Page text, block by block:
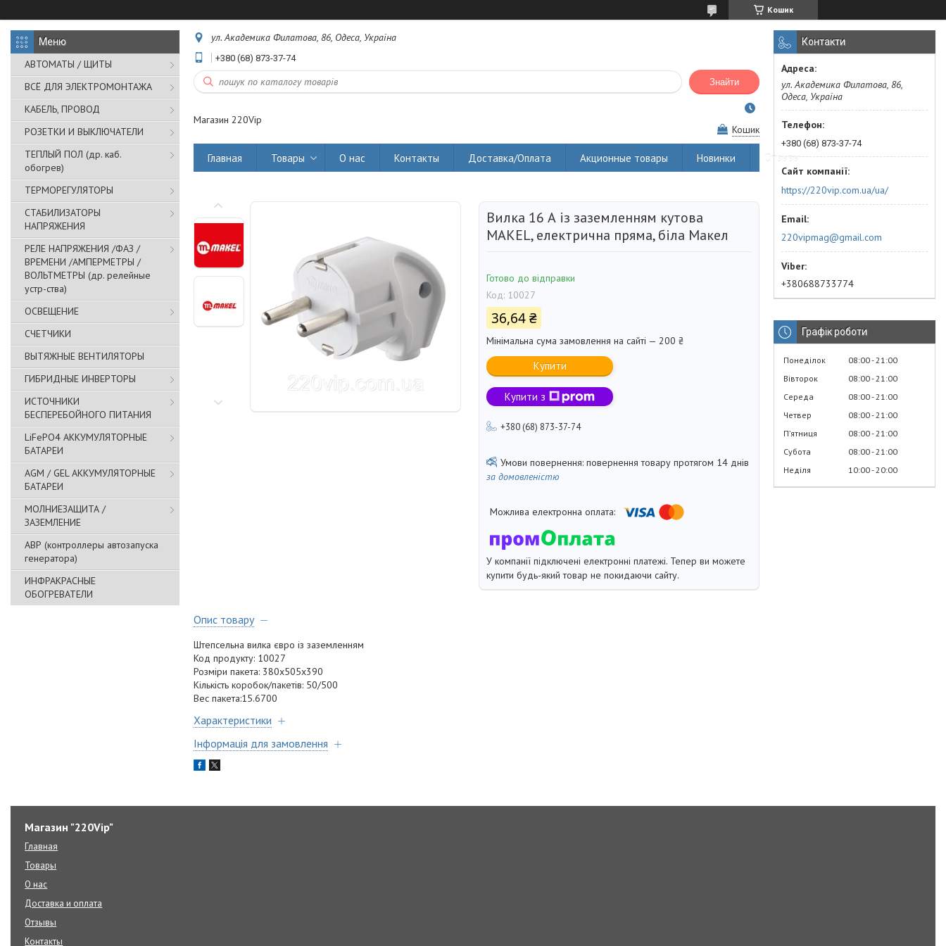
Кошик
АВТОМАТЫ / ЩИТЫ
ВСЁ ДЛЯ ЭЛЕКТРОМОНТАЖА
КАБЕЛЬ, ПРОВОД
РОЗЕТКИ И ВЫКЛЮЧАТЕЛИ
ТЕПЛЫЙ ПОЛ (др. каб.
обогрев)
ТЕРМОРЕГУЛЯТОРЫ
СТАБИЛИЗАТОРЫ
НАПРЯЖЕНИЯ
РЕЛЕ НАПРЯЖЕНИЯ /ФАЗ /
ВРЕМЕНИ /АМПЕРМЕТРЫ /
ВОЛЬТМЕТРЫ (др. релейные
устр-ства)
ОСВЕЩЕНИЕ
СЧЕТЧИКИ
ВЫТЯЖНЫЕ ВЕНТИЛЯТОРЫ
ГИБРИДНЫЕ ИНВЕРТОРЫ
ИСТОЧНИКИ
БЕСПЕРЕБОЙНОГО ПИТАНИЯ
LiFePO4 АККУМУЛЯТОРНЫЕ
БАТАРЕИ
AGM / GEL АККУМУЛЯТОРНЫЕ
БАТАРЕИ
МОЛНИЕЗАЩИТА /
ЗАЗЕМЛЕНИЕ
АВР (контроллеры автозапуска
генератора)
ИНФРАКРАСНЫЕ
ОБОГРЕВАТЕЛИ
ул. Академика Филатова, 86, Одеса, Україна
+380 (68) 873-37-74
Знайти
Магазин 220Vip
Кошик
Главная Товары О нас Контакты Доставка/Оплата Акционные товары Новинки Отзывы
Вилка 16 А із заземленням кутова
MAKEL, електрична пряма, біла Макел
Готово до відправки
Код: 10027
36,64 ₴
Мінімальна сума замовлення на сайті — 200 ₴
Купити
Купити з
+380 (68) 873-37-74
повернення товару протягом 14 днів
за домовленістю
У компанії підключені електронні платежі. Тепер ви можете
купити будь-який товар не покидаючи сайту.
Опис товару
Штепсельна вилка євро із заземленням
Код продукту: 10027
Розміри пакета: 380x505x390
Кількість коробок/пакетів: 50/500
Вес пакета:15.6700
Характеристики
Інформація для замовлення
Контакти
ул. Академика Филатова, 86,
Одеса, Україна
+380 (68) 873-37-74
https://220vip.com.ua/ua/
220vipmag@gmail.com
+380688733774
Графік роботи
Понеділок 08:00 21:00
Вівторок
08:00 21:00
Середа
08:00 21:00
Четвер
08:00 21:00
Пʼятниця
08:00 21:00
Субота
08:00 21:00
Неділя
10:00 20:00
Магазин "220Vip"
Главная
Товары
О нас
Доставка и оплата
Отзывы
Контакты